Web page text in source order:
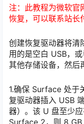
注：此教程为微软官
恢复，可以联系站
创建恢复驱动器将清
用的是空白 USB，
其他存储设备，然后
1.确保 Surface 处于
复驱动器插入 USB
器）。该 U 盘至少